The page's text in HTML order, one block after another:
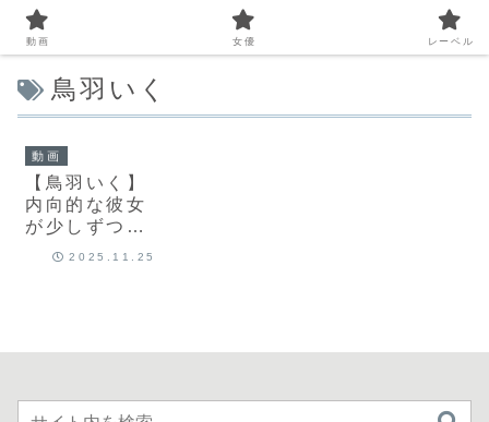
鳥羽いく
動画
【鳥羽いく】
内向的な彼女
が少しずつ心
を開いていく
2025.11.25
動画 女優 レーベル